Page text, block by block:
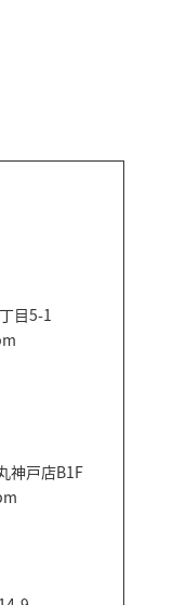
目5-1
神戸店B1F